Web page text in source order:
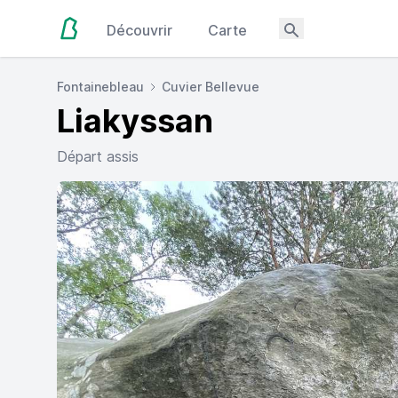
Découvrir Carte
Fontainebleau Cuvier Bellevue
Liakyssan
Départ assis